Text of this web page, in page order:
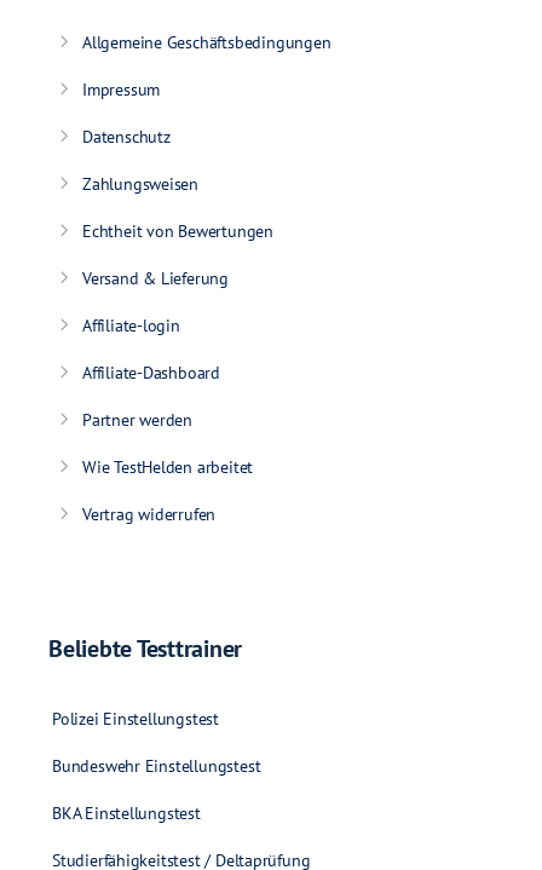
Allgemeine Geschäftsbedingungen
Impressum
Datenschutz
Zahlungsweisen
Echtheit von Bewertungen
Versand & Lieferung
Affiliate-login
Affiliate-Dashboard
Partner werden
Wie TestHelden arbeitet
Vertrag widerrufen
Beliebte Testtrainer
Polizei Einstellungstest
Bundeswehr Einstellungstest
BKA Einstellungstest
Studierfähigkeitstest / Deltaprüfung